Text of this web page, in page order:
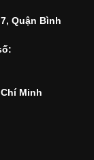
Quận Bình
Minh